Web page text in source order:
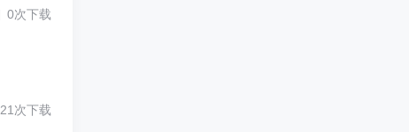
0次下载
21次下载